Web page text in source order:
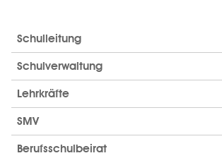
Schulleitung
Schulverwaltung
Lehrkräfte
SMV
Berufsschulbeirat